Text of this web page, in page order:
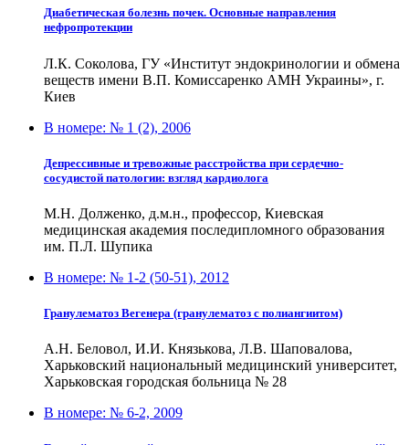
Диабетическая болезнь почек. Основные направления
нефропротекции
Л.К. Соколова, ГУ «Институт эндокринологии и обмена
веществ имени В.П. Комиссаренко АМН Украины», г.
Киев
В номере: № 1 (2), 2006
Депрессивные и тревожные расстройства при сердечно-
сосудистой патологии: взгляд кардиолога
М.Н. Долженко, д.м.н., профессор, Киевская
медицинская академия последипломного образования
им. П.Л. Шупика
В номере: № 1-2 (50-51), 2012
Гранулематоз Вегенера (гранулематоз с полиангиитом)
А.Н. Беловол, И.И. Князькова, Л.В. Шаповалова,
Харьковский национальный медицинский университет,
Харьковская городская больница № 28
В номере: № 6-2, 2009